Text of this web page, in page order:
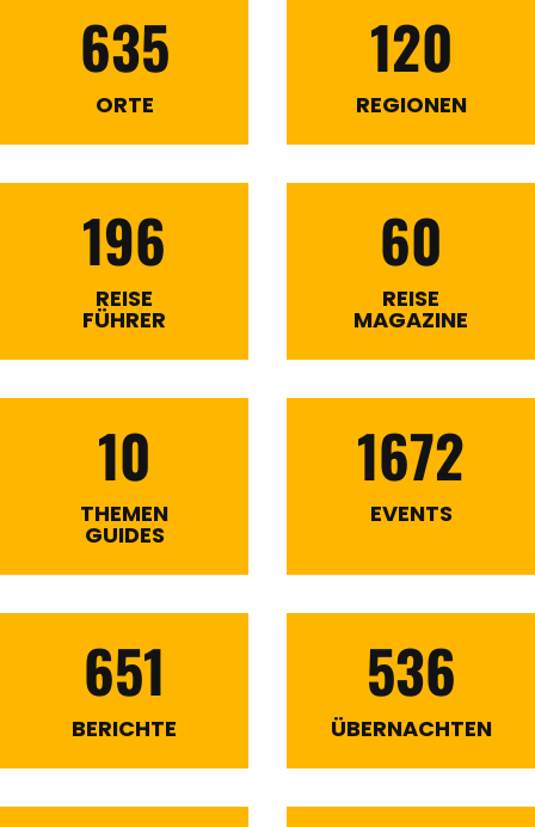
635
ORTE
120
REGIONEN
196
REISE
FÜHRER
60
REISE
MAGAZINE
10
THEMEN
GUIDES
1672
EVENTS
651
BERICHTE
536
ÜBERNACHTEN